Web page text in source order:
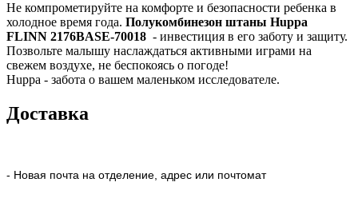
Не компрометируйте на комфорте и безопасности ребенка в
холодное время года. Полукомбинезон штаны Huppa
FLINN 2176BASE-70018 - инвестиция в его заботу и защиту.
Позвольте малышу наслаждаться активными играми на
свежем воздухе, не беспокоясь о погоде!
Huppa - забота о вашем маленьком исследователе.
Доставка
- Новая почта на отделение, адрес или почтомат